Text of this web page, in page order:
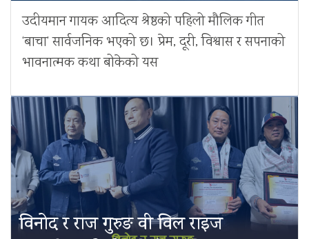
उदीयमान गायक आदित्य श्रेष्ठको पहिलो मौलिक गीत
‘बाचा’ सार्वजनिक भएको छ। प्रेम, दूरी, विश्वास र सपनाको
भावनात्मक कथा बोकेको यस
विनोद र राज गुरुङ वी विल राइज